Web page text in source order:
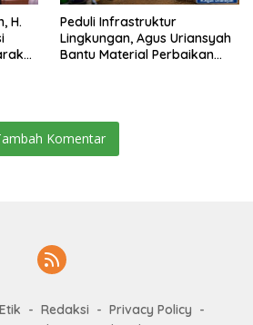
H.
Peduli Infrastruktur
Lingkungan, Agus Uriansyah
Bantu Material Perbaikan
Komentar
Redaksi
Privacy Policy